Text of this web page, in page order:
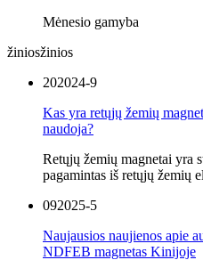
Mėnesio gamyba
žiniosžinios
202024-9
Kas yra retųjų žemių
naudoja?
Retųjų žemių magnetai yra
pagamintas iš retųjų žemių
092025-5
Naujausios naujienos apie
NDFEB magnetas Kinijoje